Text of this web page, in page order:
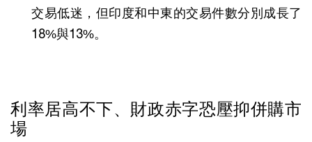
交易低迷，但印度和中東的交易件數分別成長了
18%與13%。
利率居高不下、財政赤字恐壓抑併購市
場